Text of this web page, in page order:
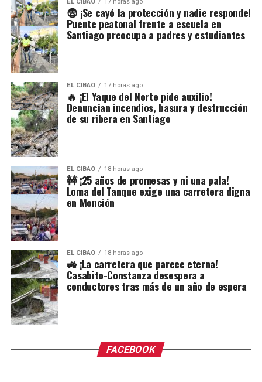
EL CIBAO 17 horas ago
😨 ¡Se cayó la protección y nadie responde!
Puente peatonal frente a escuela en
Santiago preocupa a padres y estudiantes
EL CIBAO 17 horas ago
🔥 ¡El Yaque del Norte pide auxilio!
Denuncian incendios, basura y destrucción
de su ribera en Santiago
EL CIBAO 18 horas ago
🚧 ¡25 años de promesas y ni una pala!
Loma del Tanque exige una carretera digna
en Monción
EL CIBAO 18 horas ago
🚜 ¡La carretera que parece eterna!
Casabito-Constanza desespera a
conductores tras más de un año de espera
FACEBOOK